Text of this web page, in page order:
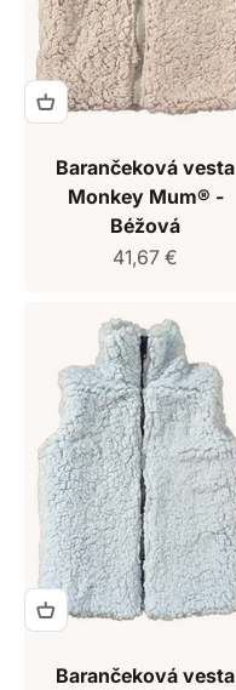
Barančeková vesta
Monkey Mum® -
Béžová
Predajná cena
41,67 €
Barančeková vesta